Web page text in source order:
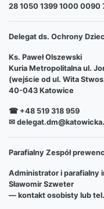
28 1050 1399 1000 0090
Delegat ds. Ochrony
Ks. Paweł Olszewski
Kuria Metropolitalna ul.
(wejście od ul. Wita
40-043 Katowice
☎ +48 519 318 959
✉
Parafialny Zespół
Administrator i parafialny
Sławomir Szweter
— kontakt osobisty lub tel.